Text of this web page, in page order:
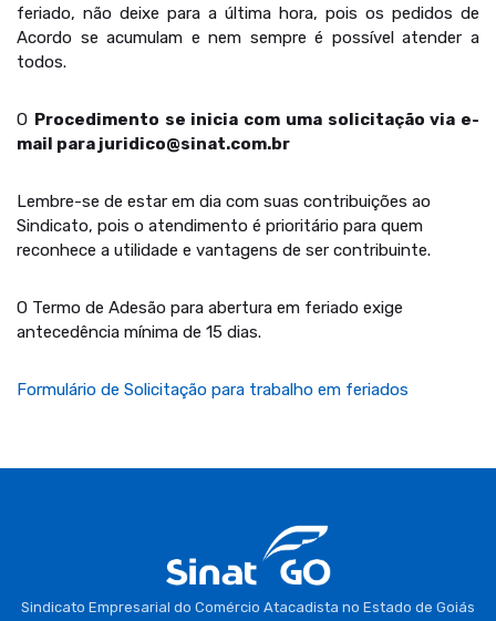
feriado, não deixe para a última hora, pois os pedidos de
Acordo se acumulam e nem sempre é possível atender a
todos.
O Procedimento se inicia com uma solicitação via e-
mail para juridico@sinat.com.br
Lembre-se de estar em dia com suas contribuições ao
Sindicato, pois o atendimento é prioritário para quem
reconhece a utilidade e vantagens de ser contribuinte.
O Termo de Adesão para abertura em feriado exige
antecedência mínima de 15 dias.
Formulário de Solicitação para trabalho em feriados
Sindicato Empresarial do Comércio Atacadista no Estado de Goiás